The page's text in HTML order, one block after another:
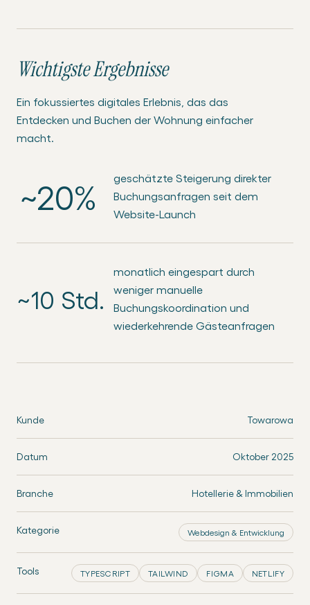
Wichtigste Ergebnisse
Ein fokussiertes digitales Erlebnis, das das
Entdecken und Buchen der Wohnung einfacher
macht.
~20%
geschätzte Steigerung direkter
Buchungsanfragen seit dem
Website-Launch
~10 Std.
monatlich eingespart durch
weniger manuelle
Buchungskoordination und
wiederkehrende Gästeanfragen
Kunde Towarowa
Datum Oktober 2025
Branche Hotellerie & Immobilien
Kategorie Webdesign & Entwicklung
Tools TYPESCRIPT TAILWIND FIGMA NETLIFY